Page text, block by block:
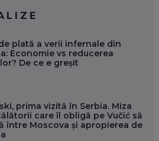
plată a verii infernale din
Economie vs reducerea
De ce e greșit
prima vizită în Serbia. Miza
care îl obligă pe Vučić să
între Moscova și apropierea de